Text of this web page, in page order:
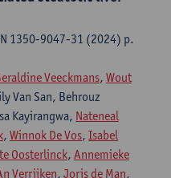
1350-9047-31 (2024) p.
Veeckmans, Wout
Van San, Behrouz
Kayirangwa, Nateneal
, Winnok De Vos, Isabel
Oosterlinck, Annemieke
Verrijken, Joris de Man,